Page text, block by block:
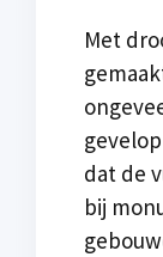
Met
dat de
bij